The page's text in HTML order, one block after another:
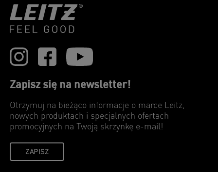
Zapisz się na newsletter!
Otrzymuj na bieżąco informacje o marce Leitz,
nowych produktach i specjalnych ofertach
promocyjnych na Twoją skrzynkę e-mail!
ZAPISZ